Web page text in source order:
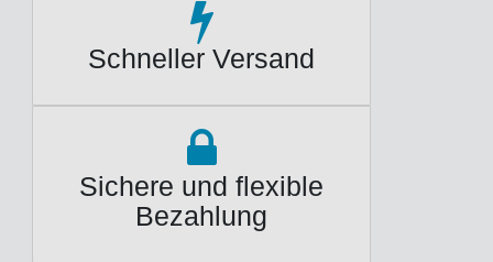
Schneller Versand
Sichere und flexible
Bezahlung